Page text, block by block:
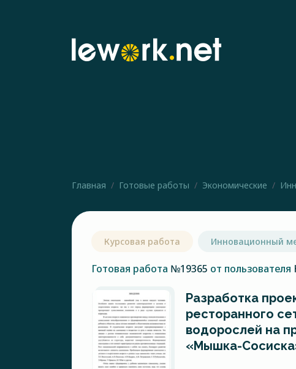
Главная Готовые работы Экономические
Курсовая работа Инновационный
Готовая работа №19365 от пользователя
Разработка
ресторанного
водорослей на
«Мышка-